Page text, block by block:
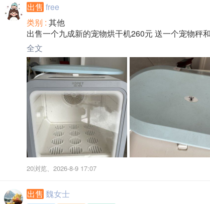
转正3500+全勤+餐补，技术进步快者调岗机械手
3、装配包装工 10名
25-50岁，试用期3200，转正3500+全勤+餐补优秀
☎️ 联系： 17375553111
工作地点：将乐县积善工业园中匠阀门
出售 free
类别 : 其他
出售一个九成新的宠物烘干机260元 送一个宠物秤
全文
20浏览、 2026-8-9 17:07
出售 魏女士